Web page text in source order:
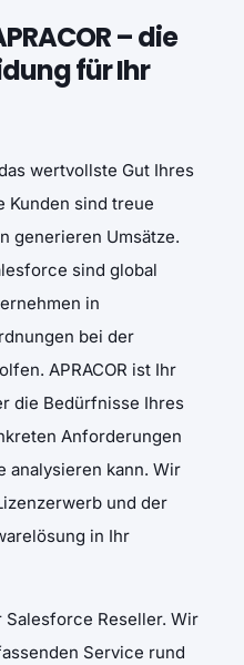
– die
für Ihr
wertvollste Gut Ihres
Kunden sind treue
generieren Umsätze.
sind global
in
bei der
APRACOR ist Ihr
die Bedürfnisse Ihres
Anforderungen
analysieren kann. Wir
und der
in Ihr
Salesforce Reseller. Wir
Service rund